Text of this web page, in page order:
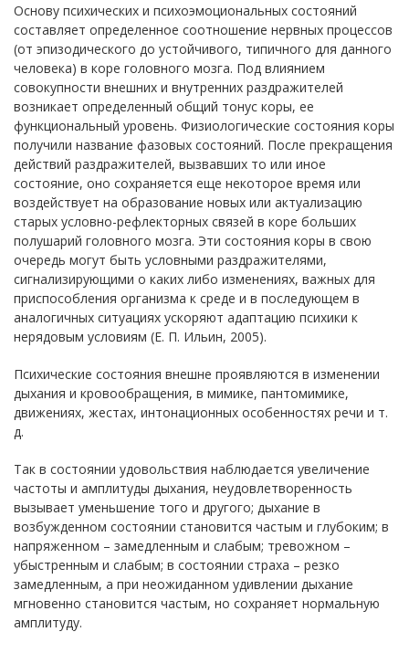
Основу психических и психоэмоциональных состояний
составляет определенное соотношение нервных процессов
(от эпизодического до устойчивого, типичного для данного
человека) в коре головного мозга. Под влиянием
совокупности внешних и внутренних раздражителей
возникает определенный общий тонус коры, ее
функциональный уровень. Физиологические состояния коры
получили название фазовых состояний. После прекращения
действий раздражителей, вызвавших то или иное
состояние, оно сохраняется еще некоторое время или
воздействует на образование новых или актуализацию
старых условно-рефлекторных связей в коре больших
полушарий головного мозга. Эти состояния коры в свою
очередь могут быть условными раздражителями,
сигнализирующими о каких либо изменениях, важных для
приспособления организма к среде и в последующем в
аналогичных ситуациях ускоряют адаптацию психики к
нерядовым условиям (Е. П. Ильин, 2005).
Психические состояния внешне проявляются в изменении
дыхания и кровообращения, в мимике, пантомимике,
движениях, жестах, интонационных особенностях речи и т.
д.
Так в состоянии удовольствия наблюдается увеличение
частоты и амплитуды дыхания, неудовлетворенность
вызывает уменьшение того и другого; дыхание в
возбужденном состоянии становится частым и глубоким; в
напряженном – замедленным и слабым; тревожном –
убыстренным и слабым; в состоянии страха – резко
замедленным, а при неожиданном удивлении дыхание
мгновенно становится частым, но сохраняет нормальную
амплитуду.